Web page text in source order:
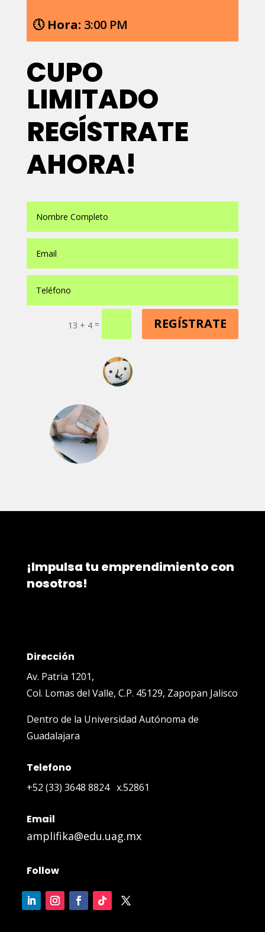
🕔 Hora: 3:00 PM
CUPO
LIMITADO
REGÍSTRATE
AHORA!
13 + 4 = REGÍSTRATE
¡Impulsa tu emprendimiento con
nosotros!
Dirección
Av. Patria 1201,
Col. Lomas del Valle, C.P. 45129, Zapopan Jalisco
Dentro de la Universidad Autónoma de
Guadalajara
Telefono
+52 (33) 3648 8824x.52861
Email
amplifika@edu.uag.mx
Follow